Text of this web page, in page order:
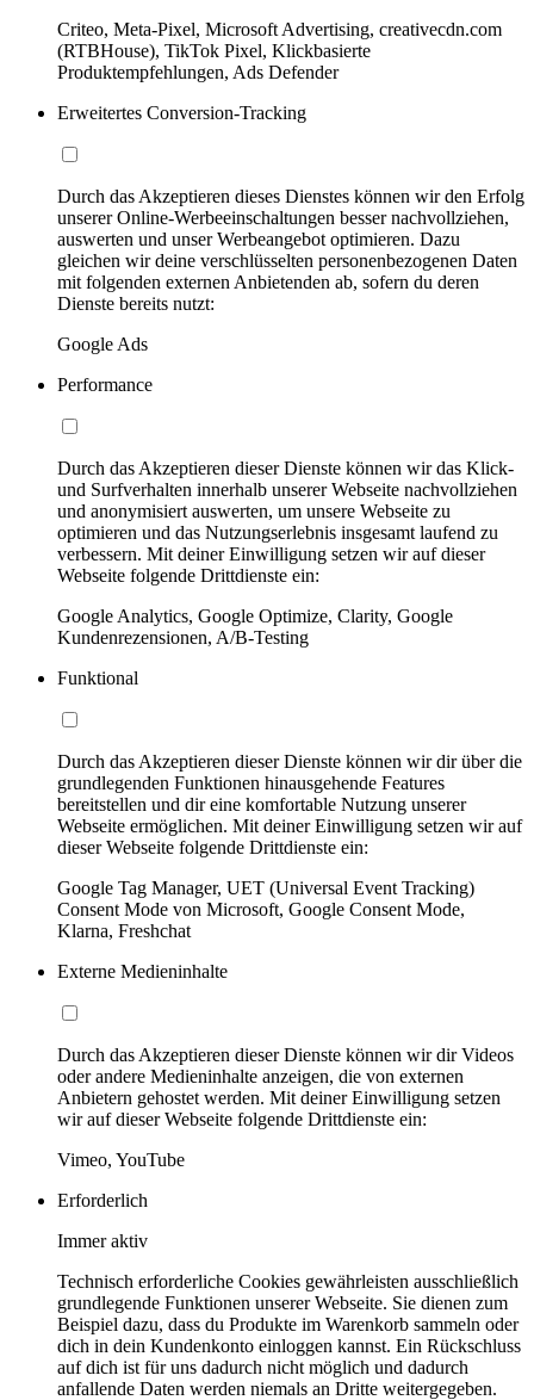
Criteo, Meta-Pixel, Microsoft Advertising, creativecdn.com
(RTBHouse), TikTok Pixel, Klickbasierte
Produktempfehlungen, Ads Defender
Erweitertes Conversion-Tracking
Durch das Akzeptieren dieses Dienstes können wir den Erfolg
unserer Online-Werbeeinschaltungen besser nachvollziehen,
auswerten und unser Werbeangebot optimieren. Dazu
gleichen wir deine verschlüsselten personenbezogenen Daten
mit folgenden externen Anbietenden ab, sofern du deren
Dienste bereits nutzt:
Google Ads
Performance
Durch das Akzeptieren dieser Dienste können wir das Klick-
und Surfverhalten innerhalb unserer Webseite nachvollziehen
und anonymisiert auswerten, um unsere Webseite zu
optimieren und das Nutzungserlebnis insgesamt laufend zu
verbessern. Mit deiner Einwilligung setzen wir auf dieser
Webseite folgende Drittdienste ein:
Google Analytics, Google Optimize, Clarity, Google
Kundenrezensionen, A/B-Testing
Funktional
Durch das Akzeptieren dieser Dienste können wir dir über die
grundlegenden Funktionen hinausgehende Features
bereitstellen und dir eine komfortable Nutzung unserer
Webseite ermöglichen. Mit deiner Einwilligung setzen wir auf
dieser Webseite folgende Drittdienste ein:
Google Tag Manager, UET (Universal Event Tracking)
Consent Mode von Microsoft, Google Consent Mode,
Klarna, Freshchat
Externe Medieninhalte
Durch das Akzeptieren dieser Dienste können wir dir Videos
oder andere Medieninhalte anzeigen, die von externen
Anbietern gehostet werden. Mit deiner Einwilligung setzen
wir auf dieser Webseite folgende Drittdienste ein:
Vimeo, YouTube
Erforderlich
Immer aktiv
Technisch erforderliche Cookies gewährleisten ausschließlich
grundlegende Funktionen unserer Webseite. Sie dienen zum
Beispiel dazu, dass du Produkte im Warenkorb sammeln oder
dich in dein Kundenkonto einloggen kannst. Ein Rückschluss
auf dich ist für uns dadurch nicht möglich und dadurch
anfallende Daten werden niemals an Dritte weitergegeben.